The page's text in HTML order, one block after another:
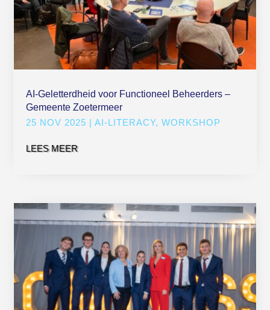
AI-Geletterdheid voor Functioneel Beheerders –
Gemeente Zoetermeer
25 NOV 2025 |AI-LITERACY,WORKSHOP
LEES MEER